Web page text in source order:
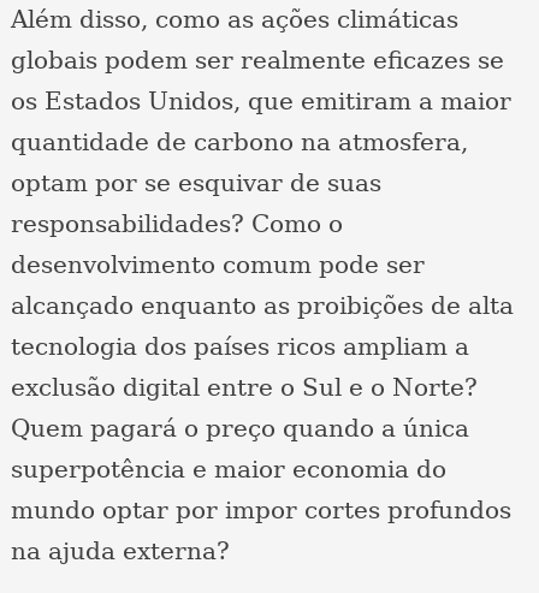
Além disso, como as ações climáticas
globais podem ser realmente eficazes se
os Estados Unidos, que emitiram a maior
quantidade de carbono na atmosfera,
optam por se esquivar de suas
responsabilidades? Como o
desenvolvimento comum pode ser
alcançado enquanto as proibições de alta
tecnologia dos países ricos ampliam a
exclusão digital entre o Sul e o Norte?
Quem pagará o preço quando a única
superpotência e maior economia do
mundo optar por impor cortes profundos
na ajuda externa?